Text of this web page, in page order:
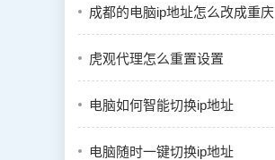
成都的电脑ip地址怎么改成重庆
虎观代理怎么重置设置
电脑如何智能切换ip地址
电脑随时一键切换ip地址